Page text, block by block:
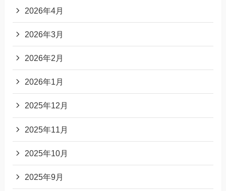
2026年4月
2026年3月
2026年2月
2026年1月
2025年12月
2025年11月
2025年10月
2025年9月